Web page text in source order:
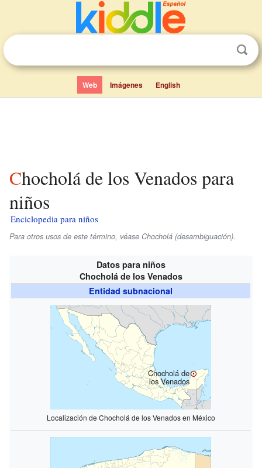
Web Imágenes English
Chocholá de los Venados para
niños
Enciclopedia para niños
Para otros usos de este término, véase Chocholá (desambiguación).
Datos para niños
Chocholá de los Venados
Entidad subnacional
Chocholá de
los Venados
Localización de Chocholá de los Venados en México